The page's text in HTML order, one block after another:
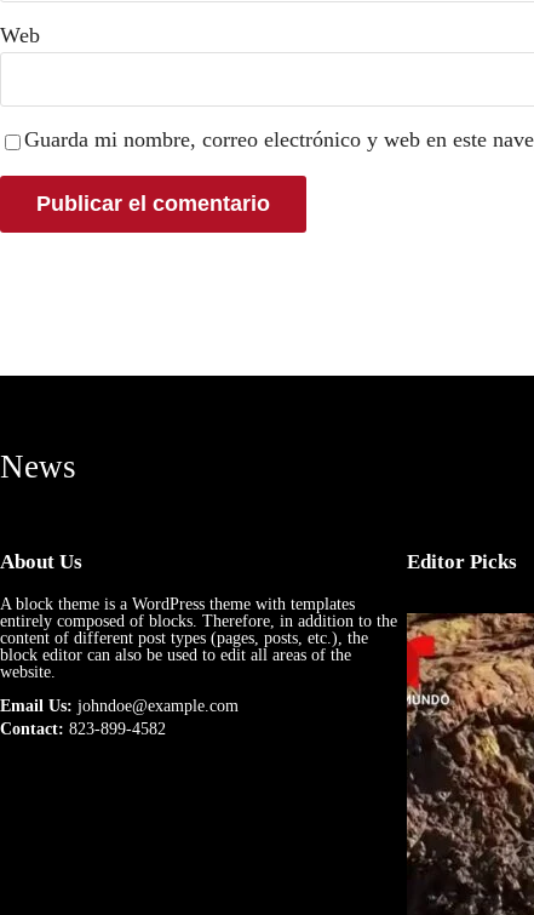
Web
Guarda mi nombre, correo electrónico y web en este
News
About Us
A block theme is a WordPress theme with templates
entirely composed of blocks. Therefore, in addition to the
content of different post types (pages, posts, etc.), the
block editor can also be used to edit all areas of the
website.
Email Us: johndoe@example.com
Contact: 823-899-4582
Editor Picks